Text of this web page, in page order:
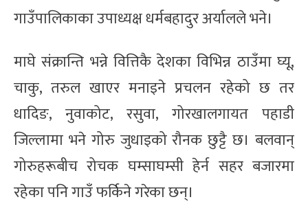
गाउँपालिकाका उपाध्यक्ष धर्मबहादुर अर्यालले भने।
माघे संक्रान्ति भन्ने वित्तिकै देशका विभिन्न ठाउँमा घ्यू,
चाकु, तरुल खाएर मनाइने प्रचलन रहेको छ तर
धादिङ, नुवाकोट, रसुवा, गोरखालगायत पहाडी
जिल्लामा भने गोरु जुधाइको रौनक छुट्टै छ। बलवान्
गोरुहरूबीच रोचक घम्साघम्सी हेर्न सहर बजारमा
रहेका पनि गाउँ फर्किने गरेका छन्।